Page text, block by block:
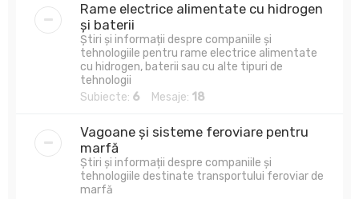
Rame electrice alimentate cu hidrogen
și baterii
Știri și informații despre companiile și
tehnologiile pentru rame electrice alimentate
cu hidrogen, baterii sau cu alte tipuri de
tehnologii
Subiecte: 6 Mesaje: 18
Vagoane și sisteme feroviare pentru
marfă
Știri și informații despre companiile și
tehnologiile destinate transportului feroviar de
marfă